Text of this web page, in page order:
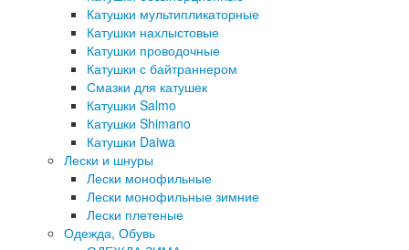
Катушки мультипликаторные
Катушки нахлыстовые
Катушки проводочные
Катушки с байтраннером
Смазки для катушек
Катушки Salmo
Катушки Shimano
Катушки Daiwa
Лески и шнуры
Лески монофильные
Лески монофильные зимние
Лески плетеные
Одежда, Обувь